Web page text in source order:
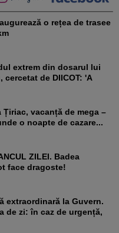
cercetat de DIICOT: 'A
o noapte de cazare...
face dragoste!
de zi: în caz de urgență,